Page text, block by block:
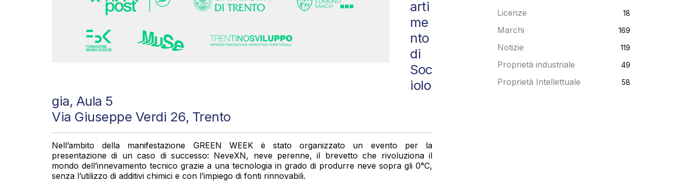
arti
me
nto
di
Soc
iolo
gia, Aula 5
Via Giuseppe Verdi 26, Trento
Nell’ambito della manifestazione GREEN WEEK è stato organizzato un evento per la
presentazione di un caso di successo: NeveXN, neve perenne, il brevetto che rivoluziona il
mondo dell’innevamento tecnico grazie a una tecnologia in grado di produrre neve sopra gli 0°C,
senza l’utilizzo di additivi chimici e con l’impiego di fonti rinnovabili.
Licenze 18
Marchi 169
Notizie 119
Proprietà industriale 49
Proprietà Intellettuale 58